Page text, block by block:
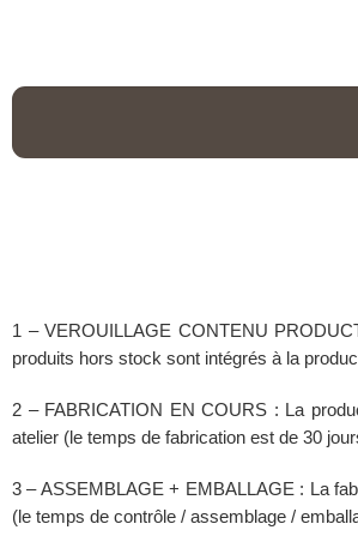
1 – VEROUILLAGE CONTENU
produits hors stock sont intégrés à la
2 – FABRICATION EN COURS : La
atelier (le temps de fabrication est de 30
3 – ASSEMBLAGE + EMBALLAGE : La
(le temps de contrôle / assemblage /